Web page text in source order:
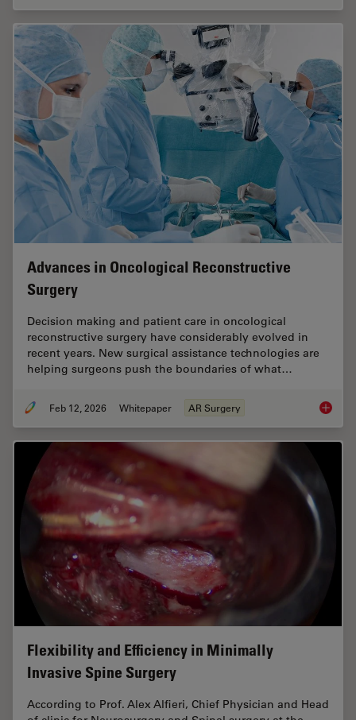
Advances in Oncological Reconstructive
Surgery
Decision making and patient care in oncological
reconstructive surgery have considerably evolved in
recent years. New surgical assistance technologies are
helping surgeons push the boundaries of what…
Feb 12, 2026 Whitepaper AR Surgery
Flexibility and Efficiency in Minimally
Invasive Spine Surgery
According to Prof. Alex Alfieri, Chief Physician and Head